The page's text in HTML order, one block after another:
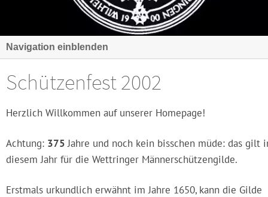
Navigation einblenden
Schützenfest 2002
Herzlich Willkommen auf unserer Homepage!
Achtung: 375Jahre und noch kein bisschen müde: das gilt
diesem Jahr für die Wettringer Männerschützengilde.
Erstmals urkundlich erwähnt im Jahre 1650, kann die Gilde